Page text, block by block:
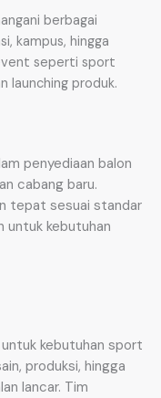
berbagai
kampus, hingga
seperti sport
launching produk.
penyediaan balon
cabang baru.
tepat sesuai standar
untuk kebutuhan
kebutuhan sport
produksi, hingga
lancar. Tim